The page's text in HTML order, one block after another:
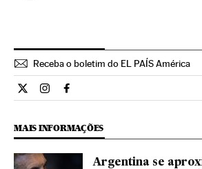
Receba o boletim do EL PAÍS América
Internacional El País Brasil en Twitter
Internacional El País Brasil en
Internacional El País Brasil
MAIS INFORMAÇÕES
Argentina se